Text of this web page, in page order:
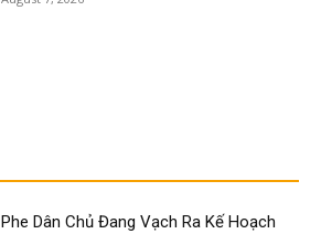
Phe Dân Chủ Đang Vạch Ra Kế Hoạch